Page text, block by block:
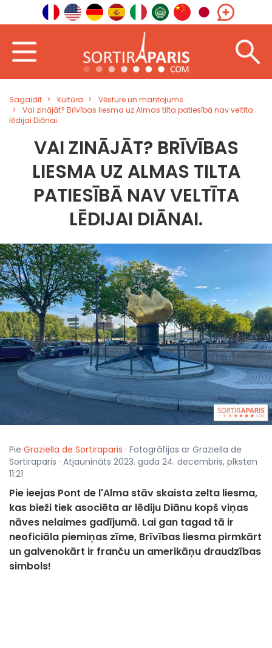
Sagaidīt Kultūra
Vēsture un mantojums
Vai zinājāt? Brīvības liesma uz Almas tilta patiesībā nav veltīta
lēdijai Diānai.
VAI ZINĀJĀT? BRĪVĪBAS
LIESMA UZ ALMAS TILTA
PATIESĪBĀ NAV VELTĪTA
LĒDIJAI DIĀNAI.
Pie Graziella de Sortiraparis · Fotogrāfijas ar Graziella de
Sortiraparis · Atjaunināts 2023. gada 24. decembris, plksten
11:21
Pie ieejas Pont de l'Alma stāv skaista zelta liesma,
kas bieži tiek asociēta ar lēdiju Diānu kopš viņas
nāves nelaimes gadījumā. Lai gan tagad tā ir
neoficiāla piemiņas zīme, Brīvības liesma pirmkārt
un galvenokārt ir franču un amerikāņu draudzības
simbols!